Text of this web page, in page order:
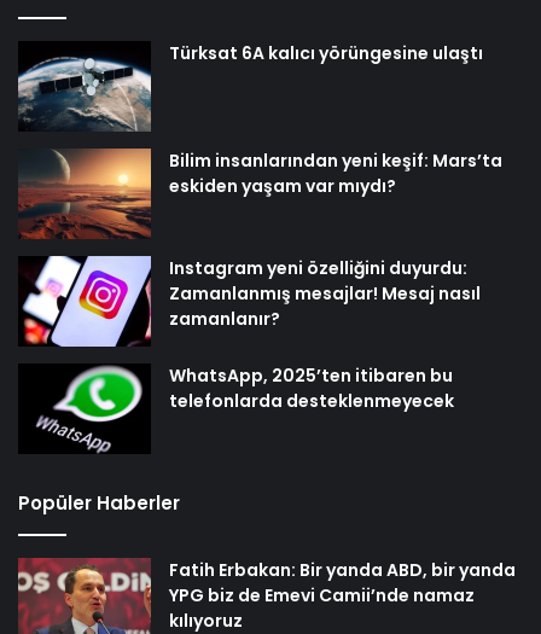
Türksat 6A kalıcı yörüngesine ulaştı
Bilim insanlarından yeni keşif: Mars’ta
eskiden yaşam var mıydı?
Instagram yeni özelliğini duyurdu:
Zamanlanmış mesajlar! Mesaj nasıl
zamanlanır?
WhatsApp, 2025’ten itibaren bu
telefonlarda desteklenmeyecek
Popüler Haberler
Fatih Erbakan: Bir yanda ABD, bir yanda
YPG biz de Emevi Camii’nde namaz
kılıyoruz